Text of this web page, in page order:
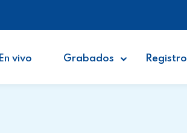
En vivo Grabados Registro